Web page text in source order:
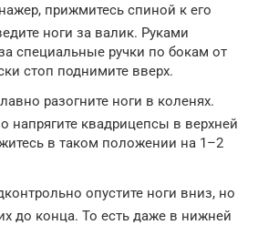
прижмитесь спиной к его
ноги за валик. Руками
специальные ручки по бокам от
стоп поднимите вверх.
разогните ноги в коленях.
напрягите квадрицепсы в верхней
в таком положении на 1–2
опустите ноги вниз, но
до конца. То есть даже в нижней